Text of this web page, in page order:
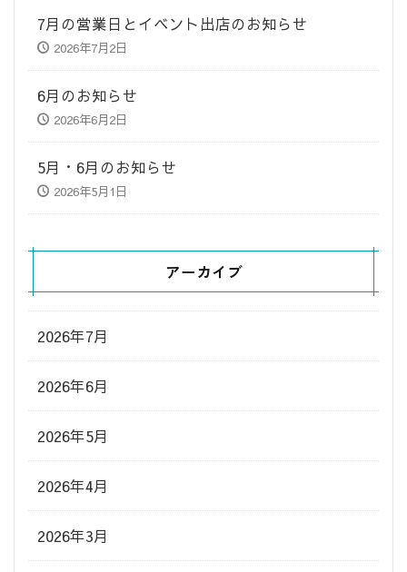
7月の営業日とイベント出店のお知らせ
2026年7月2日
6月のお知らせ
2026年6月2日
5月・6月のお知らせ
2026年5月1日
アーカイブ
2026年7月
2026年6月
2026年5月
2026年4月
2026年3月